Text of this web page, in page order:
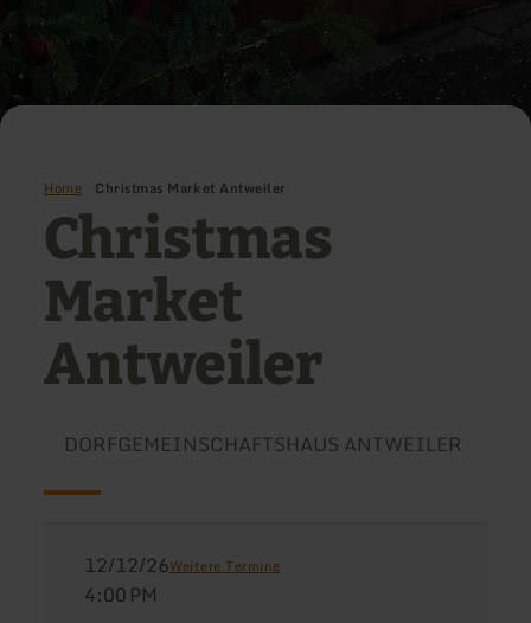
Home Christmas Market Antweiler
Christmas
Market
Antweiler
DORFGEMEINSCHAFTSHAUS ANTWEILER
12/12/26Weitere Termine
4:00 PM